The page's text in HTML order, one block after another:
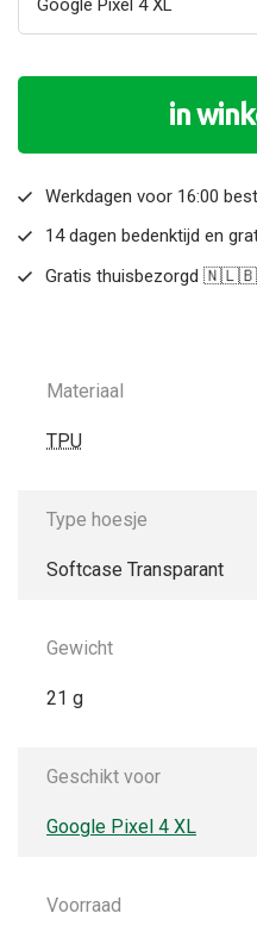
in
Werkdagen voor 16:00
14 dagen bedenktijd en
Gratis thuisbezorgd
Materiaal
TPU
Type hoesje
Softcase Transparant
Gewicht
21 g
Geschikt voor
Google Pixel 4 XL
Voorraad